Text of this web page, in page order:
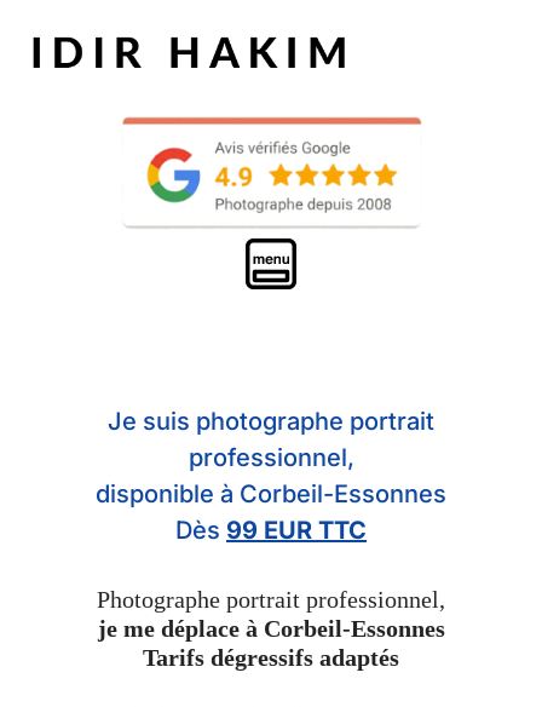
Je suis photographe portrait
professionnel,
disponible à Corbeil-Essonnes
Dès 99 EUR TTC
Photographe portrait professionnel,
je me déplace à Corbeil-Essonnes
Tarifs dégressifs adaptés